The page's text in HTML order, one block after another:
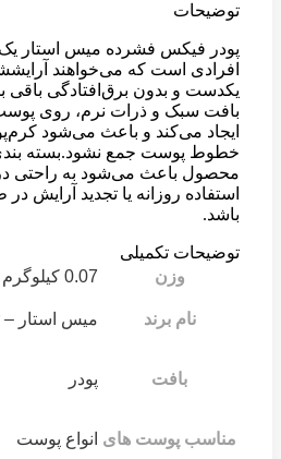
توضیحات
پودر فیکس فشرده میس استار یک
افرادی است که می‌خواهند
یکدست و بدون برق‌افتادگی باقی
بافت سبک و ذرات نرم، روی
ایجاد می‌کند و باعث می‌شود
خطوط پوست جمع نشود.بسته
محصول باعث می‌شود به راحتی
استفاده روزانه یا تجدید آرایش
باشد.
توضیحات تکمیلی
وزن
0.07 کیلوگرم
نام برند میس استار – Mis star
بافت پودر
مناسب پوست های انواع پوست